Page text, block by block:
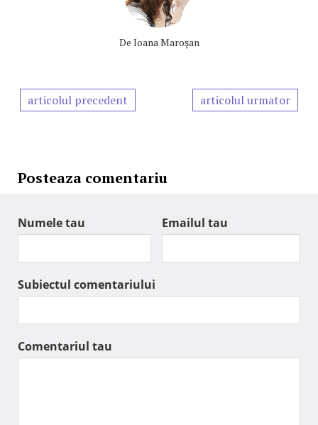
De Ioana Maroşan
articolul precedent articolul urmator
Posteaza comentariu
Numele tau Emailul tau
Subiectul comentariului
Comentariul tau